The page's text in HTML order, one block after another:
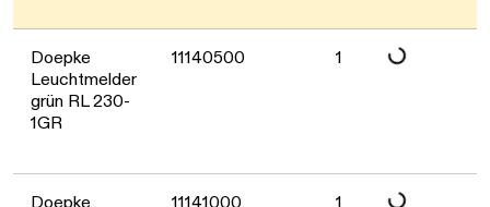
Doepke
Leuchtmelder
grün RL 230-
1GR
11140500 1 Daten werden
Doepke
11141000 1 Daten werden